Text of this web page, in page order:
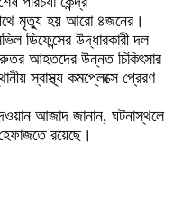
মৃত্যু হয় আরো ৪জনের।
ডিফেন্সের উদ্ধারকারী দল
আহতদের উন্নত চিকিৎসার
স্বাস্থ্য কমপ্লেক্সে প্রেরণ
আজাদ জানান, ঘটনাস্থলে
রয়েছে।